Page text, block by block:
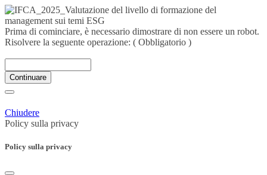
Prima di cominciare, è necessario dimostrare di non essere un robot.
Risolvere la seguente operazione: ( Obbligatorio )
Continuare
Chiudere
Policy sulla privacy
Policy sulla privacy